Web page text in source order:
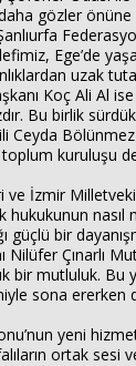
gözler önüne
Ege’de
uzak
Koç Ali Al
Bu birlik
Ceyda
toplum kuruluşu
İzmir
hukukunun nasıl
güçlü bir
Nilüfer Çınarlı
bir mutluluk. Bu
sona ererken
yeni
ortak